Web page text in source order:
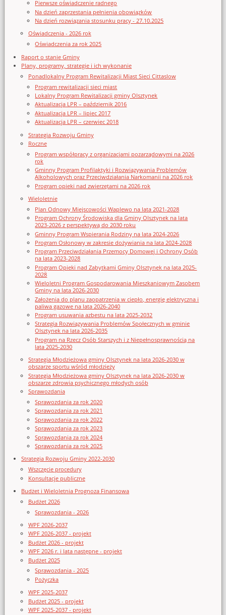
Pierwsze oświadczenie radnego
Na dzień zaprzestania pełnienia obowiązków
Na dzień rozwiązania stosunku pracy - 27.10.2025
Oświadczenia - 2026 rok
Oświadczenia za rok 2025
Raport o stanie Gminy
Plany, programy, strategie i ich wykonanie
Ponadlokalny Program Rewitalizacji Miast Sieci Cittaslow
Program rewitalizacji sieci miast
Lokalny Program Rewitalizacji gminy Olsztynek
Aktualizacja LPR – październik 2016
Aktualizacja LPR – lipiec 2017
Aktualizacja LPR – czerwiec 2018
Strategia Rozwoju Gminy
Roczne
Program współpracy z organizacjami pozarządowymi na 2026
rok
Gminny Program Profilaktyki i Rozwiązywania Problemów
Alkoholowych oraz Przeciwdziałania Narkomanii na 2026 rok
Program opieki nad zwierzętami na 2026 rok
Wieloletnie
Plan Odnowy Miejscowości Waplewo na lata 2021-2028
Program Ochrony Środowiska dla Gminy Olsztynek na lata
2023-2026 z perspektywą do 2030 roku
Gminny Program Wspierania Rodziny na lata 2024-2026
Program Osłonowy w zakresie dożywiania na lata 2024-2028
Program Przeciwdziałania Przemocy Domowej i Ochrony Osób
na lata 2023-2028
Program Opieki nad Zabytkami Gminy Olsztynek na lata 2025-
2028
Wieloletni Program Gospodarowania Mieszkaniowym Zasobem
Gminy na lata 2026-2030
Założenia do planu zaopatrzenia w ciepło, energię elektryczna i
paliwa gazowe na lata 2026-2040
Program usuwania azbestu na lata 2025-2032
Strategia Rozwiązywania Problemów Społecznych w gminie
Olsztynek na lata 2026-2035
Program na Rzecz Osób Starszych i z Niepełnosprawnością na
lata 2025-2030
Strategia Młodzieżowa gminy Olsztynek na lata 2026-2030 w
obszarze sportu wśród młodzieży
Strategia Młodzieżowa gminy Olsztynek na lata 2026-2030 w
obszarze zdrowia psychicznego młodych osób
Sprawozdania
Sprawozdania za rok 2020
Sprawozdania za rok 2021
Sprawozdania za rok 2022
Sprawozdania za rok 2023
Sprawozdania za rok 2024
Sprawozdania za rok 2025
Strategia Rozwoju Gminy 2022-2030
Wszczęcie procedury
Konsultacje publiczne
Budżet i Wieloletnia Prognoza Finansowa
Budżet 2026
Sprawozdania - 2026
WPF 2026-2037
WPF 2026-2037 - projekt
Budżet 2026 - projekt
WPF 2026 r. i lata następne - projekt
Budżet 2025
Sprawozdania - 2025
Pożyczka
WPF 2025-2037
Budżet 2025 - projekt
WPF 2025-2037 - projekt